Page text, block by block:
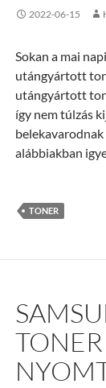
2022-06-15
Sokan a mai
utángyártott
utángyártott
így nem túlzás
alábbiakban
TONER